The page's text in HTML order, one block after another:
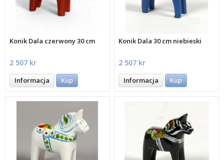
Konik Dala czerwony 30 cm
2 507 kr
Informacja Kup
Konik Dala 30 cm niebieski
2 507 kr
Informacja Kup